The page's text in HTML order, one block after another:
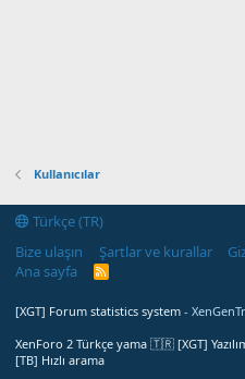
Kullanıcılar
Türkçe (TR)
Bize ulaşın
Şartlar ve kurallar
Ana sayfa
R
[XGT] Forum statistics system - XenGenTr
XenForo 2 Türkçe yama 🇹🇷 [XGT]
[TB] Hızlı arama